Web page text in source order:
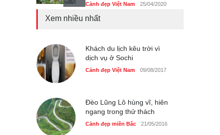
Cảnh đẹp Việt Nam 25/04/2020
Cảnh đẹp Việt Nam 24/04/2020
Những món ăn đồng quê
Xem nhiều nhất
Khách du lịch kêu trời vì
dịch vụ ở Sochi
Cảnh đẹp Việt Nam 09/08/2017
Đèo Lũng Lô hùng vĩ, hiên
ngang trong thử thách
Cảnh đẹp miền Bắc 21/05/2016